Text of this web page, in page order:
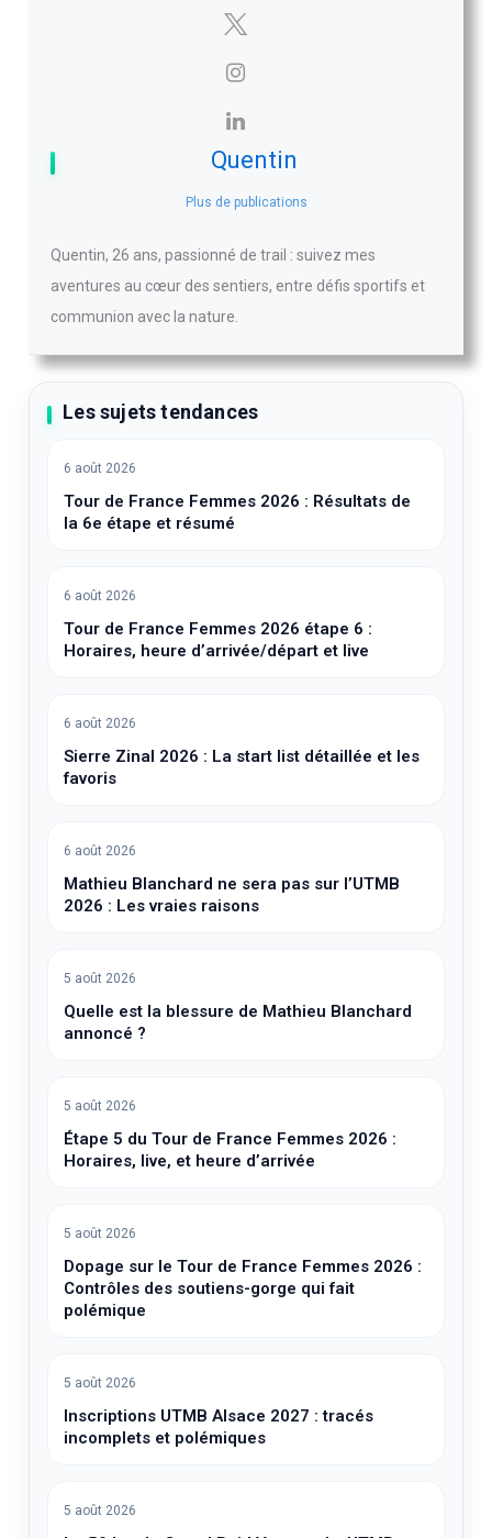
Quentin
Plus de publications
Quentin, 26 ans, passionné de trail : suivez mes
aventures au cœur des sentiers, entre défis sportifs et
communion avec la nature.
Les sujets tendances
6 août 2026
Tour de France Femmes 2026 : Résultats de
la 6e étape et résumé
6 août 2026
Tour de France Femmes 2026 étape 6 :
Horaires, heure d’arrivée/départ et live
6 août 2026
Sierre Zinal 2026 : La start list détaillée et les
favoris
6 août 2026
Mathieu Blanchard ne sera pas sur l’UTMB
2026 : Les vraies raisons
5 août 2026
Quelle est la blessure de Mathieu Blanchard
annoncé ?
5 août 2026
Étape 5 du Tour de France Femmes 2026 :
Horaires, live, et heure d’arrivée
5 août 2026
Dopage sur le Tour de France Femmes 2026 :
Contrôles des soutiens-gorge qui fait
polémique
5 août 2026
Inscriptions UTMB Alsace 2027 : tracés
incomplets et polémiques
5 août 2026